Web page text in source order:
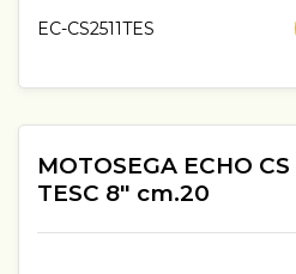
EC-CS2511TES
MOTOSEGA ECHO CS
TESC 8" cm.20